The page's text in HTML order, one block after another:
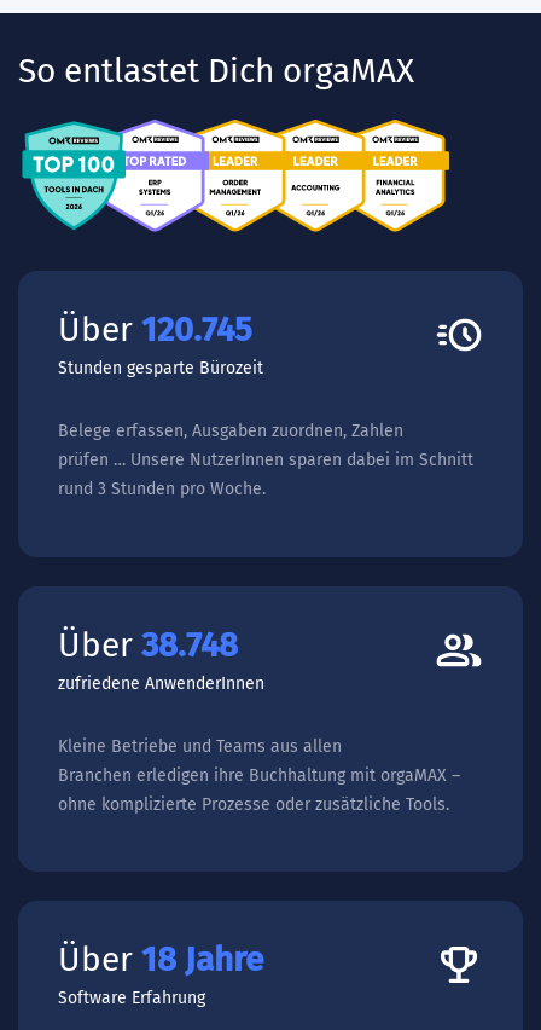
So entlastet Dich orgaMAX
Über 168.743
Stunden gesparte Bürozeit
Belege erfassen, Ausgaben zuordnen, Zahlen
prüfen … Unsere NutzerInnen sparen dabei im Schnitt
rund 3 Stunden pro Woche.
Über 54.747
zufriedene AnwenderInnen
Kleine Betriebe und Teams aus allen
Branchen erledigen ihre Buchhaltung mit orgaMAX –
ohne komplizierte Prozesse oder zusätzliche Tools.
Über 26 Jahre
Software Erfahrung